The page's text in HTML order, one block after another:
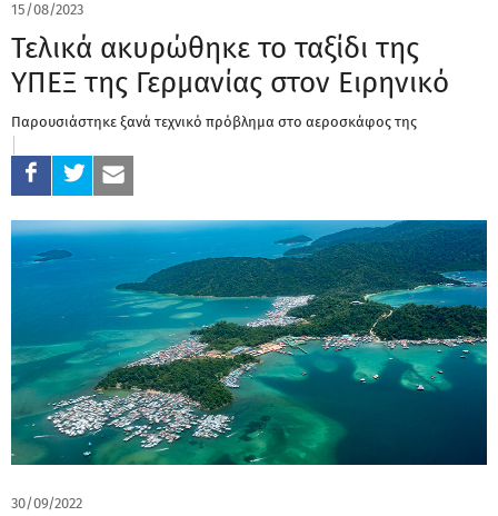
15/08/2023
Τελικά ακυρώθηκε το ταξίδι της
ΥΠΕΞ της Γερμανίας στον Ειρηνικό
Παρουσιάστηκε ξανά τεχνικό πρόβλημα στο αεροσκάφος της
30/09/2022